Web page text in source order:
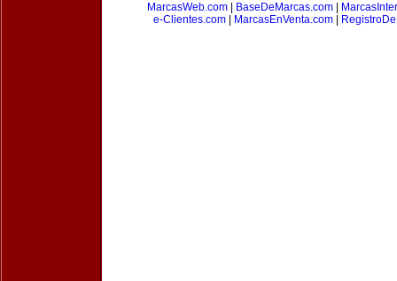
MarcasWeb.com
BaseDeMarcas.com
e-Clientes.com| MarcasEnVenta.com|